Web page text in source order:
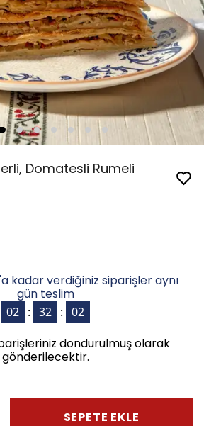
Domatesli Rumeli
kadar verdiğiniz siparişler aynı
gün teslim
dondurulmuş olarak
gönderilecektir.
SEPETE EKLE